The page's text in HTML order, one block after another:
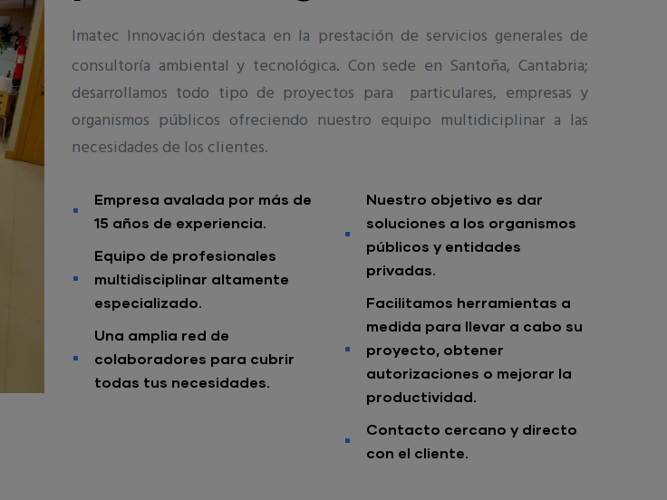
Imatec Innovación destaca en la prestación de servicios generales de
consultoría ambiental y tecnológica. Con sede en Santoña, Cantabria;
desarrollamos todo tipo de proyectos para particulares, empresas y
organismos públicos ofreciendo nuestro equipo multidiciplinar a las
necesidades de los clientes.
Empresa avalada por más de
15 años de experiencia.
Equipo de profesionales
multidisciplinar altamente
especializado.
Una amplia red de
colaboradores para cubrir
todas tus necesidades.
Nuestro objetivo es dar
soluciones a los organismos
públicos y entidades
privadas.
Facilitamos herramientas a
medida para llevar a cabo su
proyecto, obtener
autorizaciones o mejorar la
productividad.
Contacto cercano y directo
con el cliente.